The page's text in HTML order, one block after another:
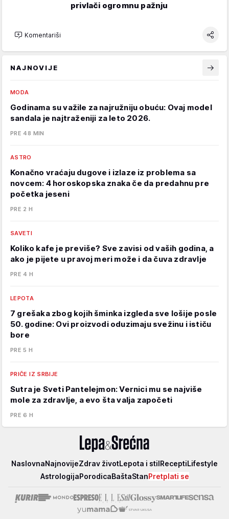
privlači ogromnu pažnju
Komentariši
NAJNOVIJE
MODA
Godinama su važile za najružniju obuću: Ovaj model
sandala je najtraženiji za leto 2026.
PRE 48 MIN
ASTRO
Konačno vraćaju dugove i izlaze iz problema sa
novcem: 4 horoskopska znaka če da predahnu pre
početka jeseni
PRE 2 H
SAVETI
Koliko kafe je previše? Sve zavisi od vaših godina, a
ako je pijete u pravoj meri može i da čuva zdravlje
PRE 4 H
LEPOTA
7 grešaka zbog kojih šminka izgleda sve lošije posle
50. godine: Ovi proizvodi oduzimaju svežinu i ističu
bore
PRE 5 H
PRIČE IZ SRBIJE
Sutra je Sveti Pantelejmon: Vernici mu se najviše
mole za zdravlje, a evo šta valja započeti
PRE 6 H
Lepa
NaslovnaNajnovijeZdrav životLepota i stilReceptiLifestyle
AstrologijaPorodicaBaštaStanPretplati se